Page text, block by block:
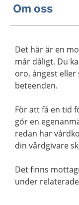
Om oss
Det här är en
mår dåligt. Du
oro, ångest
beteenden.
För att få en tid
gör en
redan har
din vårdgivare
Det finns
under